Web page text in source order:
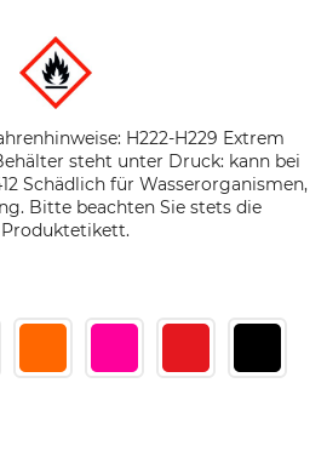
H222-H229 Extrem
steht unter Druck: kann bei
Schädlich für Wasserorganismen,
Bitte beachten Sie stets die